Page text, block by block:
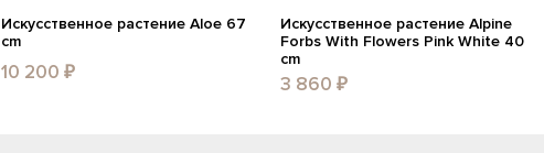
Искусственное растение Aloe 67
cm
10 200 ₽
Искусственное растение Alpine
Forbs With Flowers Pink White 40
cm
3 860 ₽